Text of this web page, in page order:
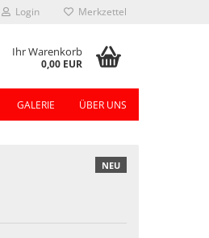
Login Merkzettel
Ihr Warenkorb
0,00 EUR
GALERIE ÜBER UNS
NEU